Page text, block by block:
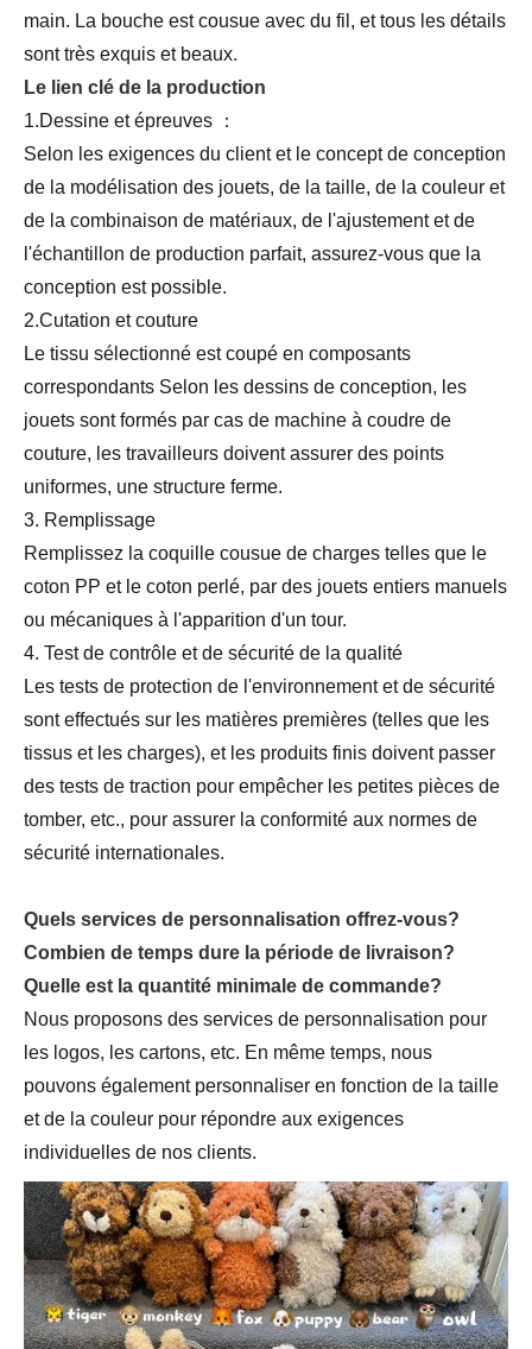
main. La bouche est cousue avec du fil, et tous les détails
sont très exquis et beaux.
Le lien clé de la production
1.Dessine et épreuves ：
Selon les exigences du client et le concept de conception
de la modélisation des jouets, de la taille, de la couleur et
de la combinaison de matériaux, de l'ajustement et de
l'échantillon de production parfait, assurez-vous que la
conception est possible.
2.Cutation et couture
Le tissu sélectionné est coupé en composants
correspondants Selon les dessins de conception, les
jouets sont formés par cas de machine à coudre de
couture, les travailleurs doivent assurer des points
uniformes, une structure ferme.
3. Remplissage
Remplissez la coquille cousue de charges telles que le
coton PP et le coton perlé, par des jouets entiers manuels
ou mécaniques à l'apparition d'un tour.
4. Test de contrôle et de sécurité de la qualité
Les tests de protection de l'environnement et de sécurité
sont effectués sur les matières premières (telles que les
tissus et les charges), et les produits finis doivent passer
des tests de traction pour empêcher les petites pièces de
tomber, etc., pour assurer la conformité aux normes de
sécurité internationales.
Quels services de personnalisation offrez-vous?
Combien de temps dure la période de livraison?
Quelle est la quantité minimale de commande?
Nous proposons des services de personnalisation pour
les logos, les cartons, etc. En même temps, nous
pouvons également personnaliser en fonction de la taille
et de la couleur pour répondre aux exigences
individuelles de nos clients.